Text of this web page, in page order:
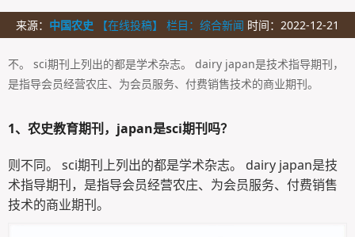
来源： 中国农史 【在线投稿】 栏目： 综合新闻 时间：2022-12-21
不。 sci期刊上列出的都是学术杂志。 dairy japan是技术指导期刊，
是指导会员经营农庄、为会员服务、付费销售技术的商业期刊。
1、 农史教育期刊，japan是sci期刊吗？
则不同。 sci期刊上列出的都是学术杂志。 dairy japan是技
术指导期刊，是指导会员经营农庄、为会员服务、付费销售
技术的商业期刊。